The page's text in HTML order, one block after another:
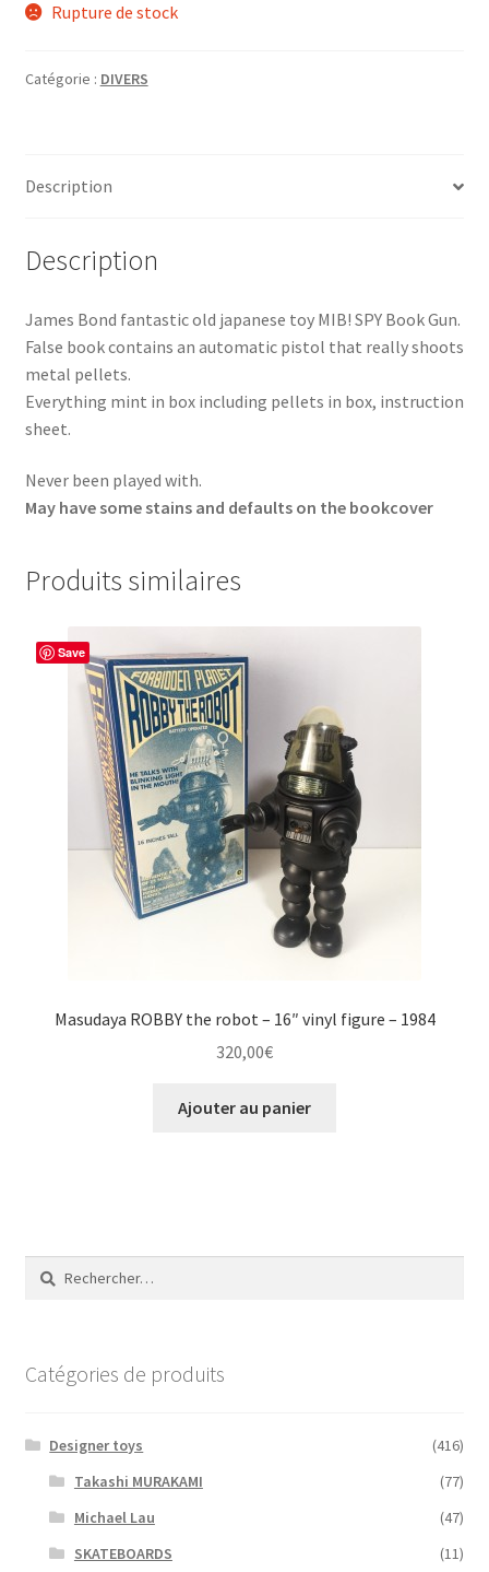
Rupture de stock
Catégorie : DIVERS
Description
Description
James Bond fantastic old japanese toy MIB! SPY Book Gun.
False book contains an automatic pistol that really shoots
metal pellets.
Everything mint in box including pellets in box, instruction
sheet.
Never been played with.
May have some stains and defaults on the bookcover
Produits similaires
Save
Masudaya ROBBY the robot – 16″ vinyl figure – 1984
320,00€
Ajouter au panier
Rechercher :
Catégories de produits
Designer toys
(416)
Takashi MURAKAMI
(77)
Michael Lau
(47)
SKATEBOARDS
(11)